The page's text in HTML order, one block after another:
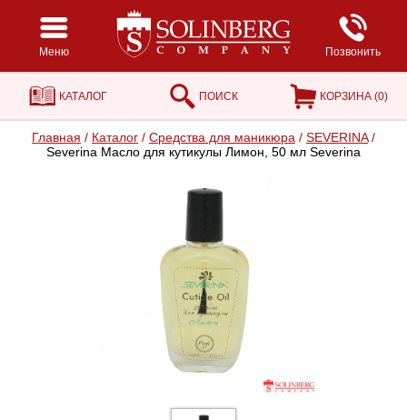
Меню Позвонить
КАТАЛОГ ПОИСК КОРЗИНА (0)
Главная / Каталог / Средства для маникюра / SEVERINA /
Severina Масло для кутикулы Лимон, 50 мл Severina